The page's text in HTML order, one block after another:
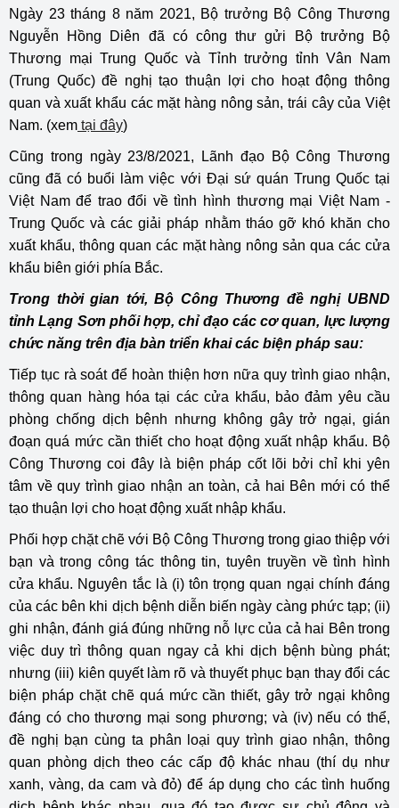
Ngày 23 tháng 8 năm 2021, Bộ trưởng Bộ Công Thương
Nguyễn Hồng Diên đã có công thư gửi Bộ trưởng Bộ
Thương mại Trung Quốc và Tỉnh trưởng tỉnh Vân Nam
(Trung Quốc) đề nghị tạo thuận lợi cho hoạt động thông
quan và xuất khẩu các mặt hàng nông sản, trái cây của Việt
Nam. (xem tại đây)
Cũng trong ngày 23/8/2021, Lãnh đạo Bộ Công Thương
cũng đã có buổi làm việc với Đại sứ quán Trung Quốc tại
Việt Nam để trao đổi về tình hình thương mại Việt Nam -
Trung Quốc và các giải pháp nhằm tháo gỡ khó khăn cho
xuất khẩu, thông quan các mặt hàng nông sản qua các cửa
khẩu biên giới phía Bắc.
Trong thời gian tới, Bộ Công Thương đề nghị UBND
tỉnh Lạng Sơn phối hợp, chỉ đạo các cơ quan, lực lượng
chức năng trên địa bàn triển khai các biện pháp sau:
Tiếp tục rà soát để hoàn thiện hơn nữa quy trình giao nhận,
thông quan hàng hóa tại các cửa khẩu, bảo đảm yêu cầu
phòng chống dịch bệnh nhưng không gây trở ngại, gián
đoạn quá mức cần thiết cho hoạt động xuất nhập khẩu. Bộ
Công Thương coi đây là biện pháp cốt lõi bởi chỉ khi yên
tâm về quy trình giao nhận an toàn, cả hai Bên mới có thể
tạo thuận lợi cho hoạt động xuất nhập khẩu.
Phối hợp chặt chẽ với Bộ Công Thương trong giao thiệp với
bạn và trong công tác thông tin, tuyên truyền về tình hình
cửa khẩu. Nguyên tắc là (i) tôn trọng quan ngại chính đáng
của các bên khi dịch bệnh diễn biến ngày càng phức tạp; (ii)
ghi nhận, đánh giá đúng những nỗ lực của cả hai Bên trong
việc duy trì thông quan ngay cả khi dịch bệnh bùng phát;
nhưng (iii) kiên quyết làm rõ và thuyết phục bạn thay đổi các
biện pháp chặt chẽ quá mức cần thiết, gây trở ngại không
đáng có cho thương mại song phương; và (iv) nếu có thể,
đề nghị bạn cùng ta phân loại quy trình giao nhận, thông
quan phòng dịch theo các cấp độ khác nhau (thí dụ như
xanh, vàng, da cam và đỏ) để áp dụng cho các tình huống